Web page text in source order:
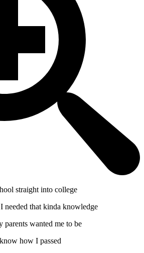
straight into college
needed that kinda knowledge
parents wanted me to be
how I passed